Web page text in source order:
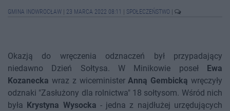
GMINA INOWROCŁAW 23 MARCA 2022 08:11 SPOŁECZEŃSTWO
Okazją do wręczenia odznaczeń był przypadający
niedawno Dzień Sołtysa. W Minikowie poseł
Ewa
Kozanecka wraz z wiceministerAnną Gembicką wręczyły
odznaki "Zasłużony dla rolnictwa" 18 sołtysom. Wśród nich
była Krystyna Wysocka - jedna z najdłużej urzędujących